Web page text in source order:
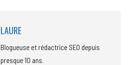
LAURE
Blogueuse et rédactrice SEO depuis
presque 10 ans.